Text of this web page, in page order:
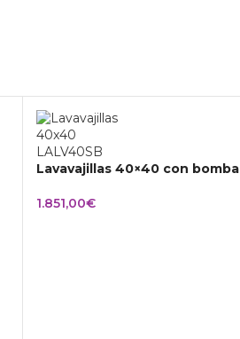
Lavavajillas 40×40 con bomba
1.851,00€